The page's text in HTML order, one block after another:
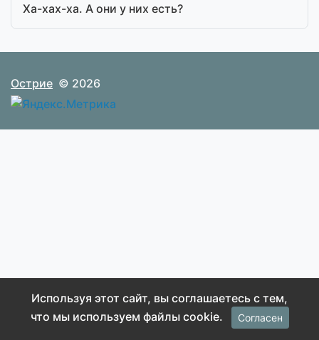
Ха-хах-ха. А они у них есть?
Острие © 2026
Используя этот сайт, вы соглашаетесь с тем,
что мы используем файлы cookie.
Согласен